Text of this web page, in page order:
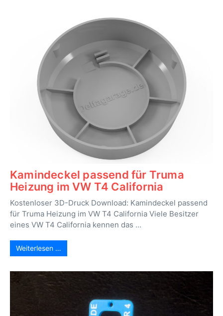
Kamindeckel passend für Truma
Heizung im VW T4 California
Kostenloser 3D-Druck Download: Kamindeckel passend
für Truma Heizung im VW T4 California Viele Besitzer
eines VW T4 California kennen das ...
Weiterlesen …